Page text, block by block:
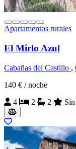
Apartamentos rurales
El Mirlo Azul
Cabañas del Castillo ,
140 € / noche
4
2 2